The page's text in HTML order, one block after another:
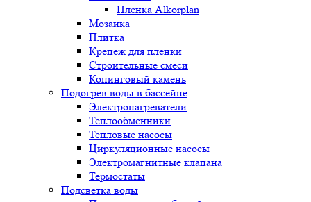
Пленка Alkorplan
Мозаика
Плитка
Крепеж для пленки
Строительные смеси
Копинговый камень
Подогрев воды в бассейне
Электронагреватели
Теплообменники
Тепловые насосы
Циркуляционные насосы
Электромагнитные клапана
Термостаты
Подсветка воды